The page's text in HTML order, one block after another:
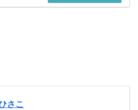
さこ